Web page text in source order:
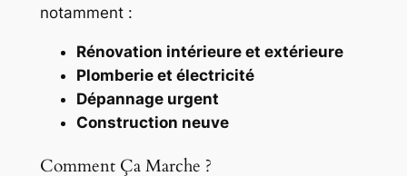
notamment :
Rénovation intérieure et extérieure
Plomberie et électricité
Dépannage urgent
Construction neuve
Comment Ça Marche ?